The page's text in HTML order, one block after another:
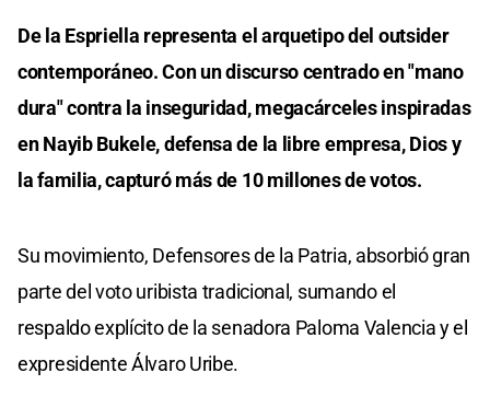
De la Espriella representa el arquetipo del outsider
contemporáneo. Con un discurso centrado en "mano
dura" contra la inseguridad, megacárceles inspiradas
en Nayib Bukele, defensa de la libre empresa, Dios y
la familia, capturó más de 10 millones de votos.
Su movimiento, Defensores de la Patria, absorbió gran
parte del voto uribista tradicional, sumando el
respaldo explícito de la senadora Paloma Valencia y el
expresidente Álvaro Uribe.